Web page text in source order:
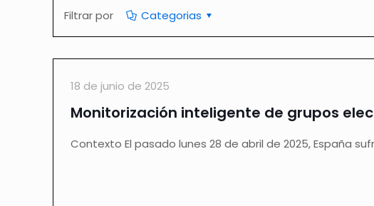
Filtrar por Categorias
18 de junio de 2025
Monitorización inteligente de grupos
Contexto El pasado lunes 28 de abril de 2025, España